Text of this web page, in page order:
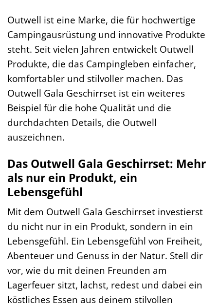
Outwell ist eine Marke, die für hochwertige
Campingausrüstung und innovative Produkte
steht. Seit vielen Jahren entwickelt Outwell
Produkte, die das Campingleben einfacher,
komfortabler und stilvoller machen. Das
Outwell Gala Geschirrset ist ein weiteres
Beispiel für die hohe Qualität und die
durchdachten Details, die Outwell
auszeichnen.
Das Outwell Gala Geschirrset: Mehr
als nur ein Produkt, ein
Lebensgefühl
Mit dem Outwell Gala Geschirrset investierst
du nicht nur in ein Produkt, sondern in ein
Lebensgefühl. Ein Lebensgefühl von Freiheit,
Abenteuer und Genuss in der Natur. Stell dir
vor, wie du mit deinen Freunden am
Lagerfeuer sitzt, lachst, redest und dabei ein
köstliches Essen aus deinem stilvollen